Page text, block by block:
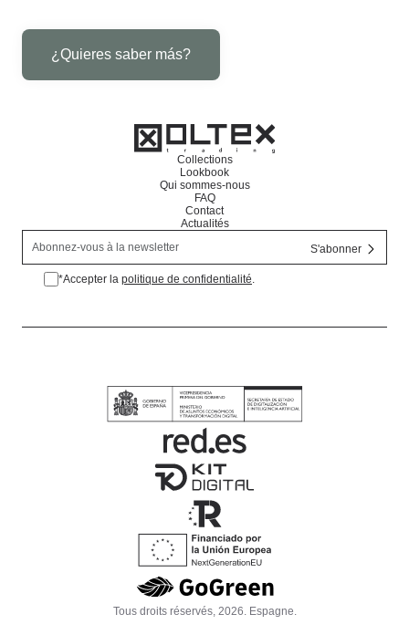
¿Quieres saber más?
Collections
Lookbook
Qui sommes-nous
FAQ
Contact
Actualités
*Accepter la politique de confidentialité.
*Accepter la politique de confidentialité.
Tous droits réservés, 2026. Espagne.